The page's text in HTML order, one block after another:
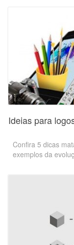
Ideias para
Confira 5 dicas
exemplos da